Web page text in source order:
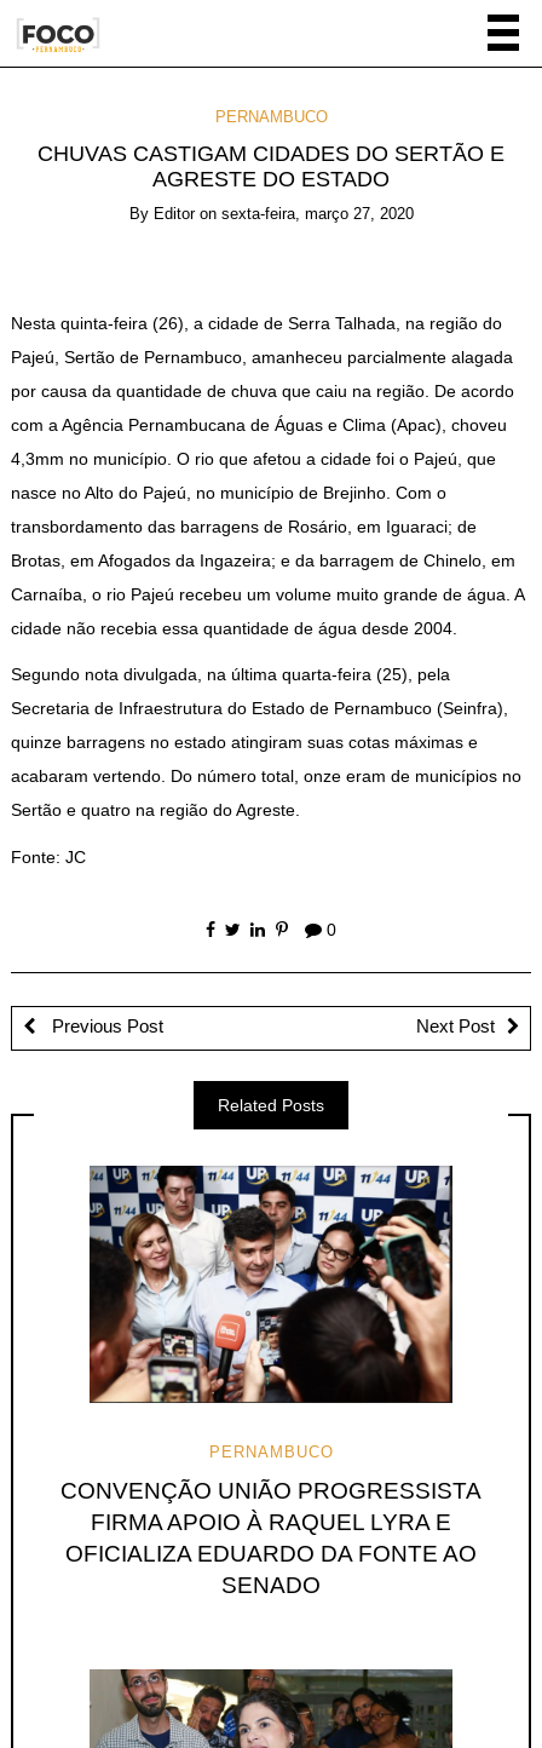
PERNAMBUCO
CHUVAS CASTIGAM CIDADES DO SERTÃO E
AGRESTE DO ESTADO
By Editor on sexta-feira, março 27, 2020
Nesta quinta-feira (26), a cidade de Serra Talhada, na região do
Pajeú, Sertão de Pernambuco, amanheceu parcialmente alagada
por causa da quantidade de chuva que caiu na região. De acordo
com a Agência Pernambucana de Águas e Clima (Apac), choveu
4,3mm no município. O rio que afetou a cidade foi o Pajeú, que
nasce no Alto do Pajeú, no município de Brejinho. Com o
transbordamento das barragens de Rosário, em Iguaraci; de
Brotas, em Afogados da Ingazeira; e da barragem de Chinelo, em
Carnaíba, o rio Pajeú recebeu um volume muito grande de água. A
cidade não recebia essa quantidade de água desde 2004.
Segundo nota divulgada, na última quarta-feira (25), pela
Secretaria de Infraestrutura do Estado de Pernambuco (Seinfra),
quinze barragens no estado atingiram suas cotas máximas e
acabaram vertendo. Do número total, onze eram de municípios no
Sertão e quatro na região do Agreste.
Fonte: JC
0
Previous Post Next Post
Related Posts
PERNAMBUCO
CONVENÇÃO UNIÃO PROGRESSISTA
FIRMA APOIO À RAQUEL LYRA E
OFICIALIZA EDUARDO DA FONTE AO
SENADO